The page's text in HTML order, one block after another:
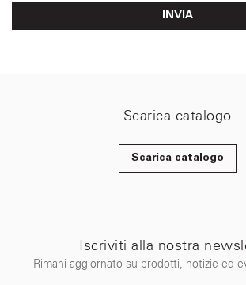
INVIA
Scarica catalogo
Scarica catalogo
Iscriviti alla nostra
Rimani aggiornato su prodotti, notizie ed